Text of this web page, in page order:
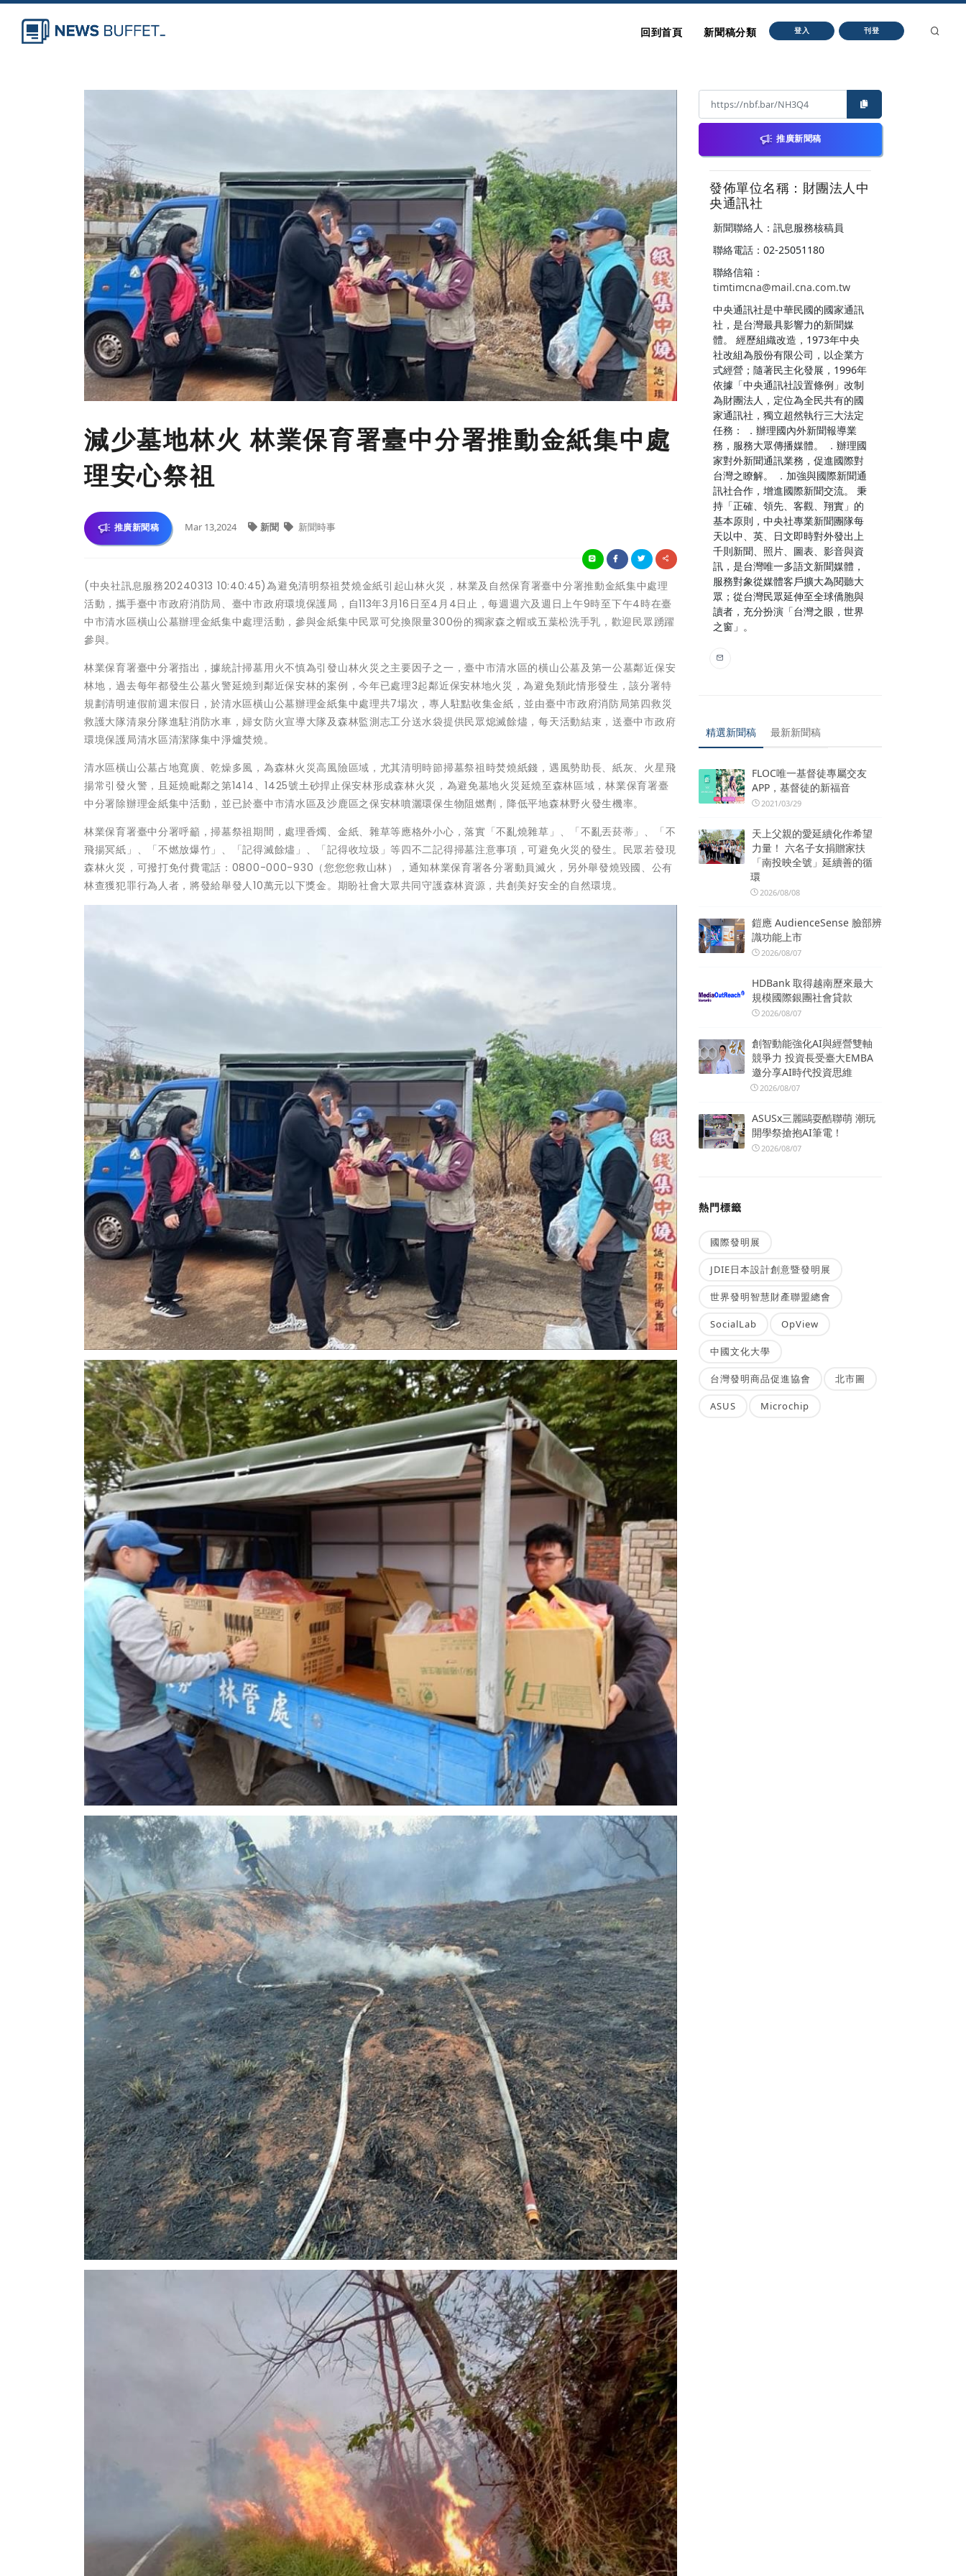
回到首頁 新聞稿分類 登入 刊登
減少墓地林火 林業保育署臺中分署推動金紙集中處
理安心祭祖
推廣新聞稿 Mar 13,2024 新聞 新聞時事
(中央社訊息服務20240313 10:40:45)為避免清明祭祖焚燒金紙引起山林火災，林業及自然保育署臺中分署推動金紙集中處理
活動，攜手臺中市政府消防局、臺中市政府環境保護局，自113年3月16日至4月4日止，每週週六及週日上午9時至下午4時在臺
中市清水區橫山公墓辦理金紙集中處理活動，參與金紙集中民眾可兌換限量300份的獨家森之帽或五葉松洗手乳，歡迎民眾踴躍
參與。
林業保育署臺中分署指出，據統計掃墓用火不慎為引發山林火災之主要因子之一，臺中市清水區的橫山公墓及第一公墓鄰近保安
林地，過去每年都發生公墓火警延燒到鄰近保安林的案例，今年已處理3起鄰近保安林地火災，為避免類此情形發生，該分署特
規劃清明連假前週末假日，於清水區橫山公墓辦理金紙集中處理共7場次，專人駐點收集金紙，並由臺中市政府消防局第四救災
救護大隊清泉分隊進駐消防水車，婦女防火宣導大隊及森林監測志工分送水袋提供民眾熄滅餘燼，每天活動結束，送臺中市政府
環境保護局清水區清潔隊集中淨爐焚燒。
清水區橫山公墓占地寬廣、乾燥多風，為森林火災高風險區域，尤其清明時節掃墓祭祖時焚燒紙錢，遇風勢助長、紙灰、火星飛
揚常引發火警，且延燒毗鄰之第1414、1425號土砂捍止保安林形成森林火災，為避免墓地火災延燒至森林區域，林業保育署臺
中分署除辦理金紙集中活動，並已於臺中市清水區及沙鹿區之保安林噴灑環保生物阻燃劑，降低平地森林野火發生機率。
林業保育署臺中分署呼籲，掃墓祭祖期間，處理香燭、金紙、雜草等應格外小心，落實「不亂燒雜草」、「不亂丟菸蒂」、「不
飛揚冥紙」、「不燃放爆竹」、「記得滅餘燼」、「記得收垃圾」等四不二記得掃墓注意事項，可避免火災的發生。民眾若發現
森林火災，可撥打免付費電話：0800-000-930（您您您救山林），通知林業保育署各分署動員滅火，另外舉發燒毀國、公有
林查獲犯罪行為人者，將發給舉發人10萬元以下獎金。期盼社會大眾共同守護森林資源，共創美好安全的自然環境。
推廣新聞稿
發佈單位名稱：財團法人中
央通訊社
新聞聯絡人：訊息服務核稿員
聯絡電話：02-25051180
聯絡信箱：
timtimcna@mail.cna.com.tw
中央通訊社是中華民國的國家通訊
社，是台灣最具影響力的新聞媒
體。 經歷組織改造，1973年中央
社改組為股份有限公司，以企業方
式經營；隨著民主化發展，1996年
依據「中央通訊社設置條例」改制
為財團法人，定位為全民共有的國
家通訊社，獨立超然執行三大法定
任務： ．辦理國內外新聞報導業
務，服務大眾傳播媒體。 ．辦理國
家對外新聞通訊業務，促進國際對
台灣之瞭解。 ．加強與國際新聞通
訊社合作，增進國際新聞交流。 秉
持「正確、領先、客觀、翔實」的
基本原則，中央社專業新聞團隊每
天以中、英、日文即時對外發出上
千則新聞、照片、圖表、影音與資
訊，是台灣唯一多語文新聞媒體，
服務對象從媒體客戶擴大為閱聽大
眾；從台灣民眾延伸至全球僑胞與
讀者，充分扮演「台灣之眼，世界
之窗」。
精選新聞稿 最新新聞稿
FLOC唯一基督徒專屬交友
APP，基督徒的新福音
2021/03/29
天上父親的愛延續化作希望
力量！ 六名子女捐贈家扶
「南投映全號」延續善的循
環
2026/08/08
鎧應 AudienceSense 臉部辨
識功能上市
2026/08/07
HDBank 取得越南歷來最大
規模國際銀團社會貸款
2026/08/07
創智動能強化AI與經營雙軸
競爭力 投資長受臺大EMBA
邀分享AI時代投資思維
2026/08/07
ASUSx三麗鷗耍酷聯萌 潮玩
開學祭搶抱AI筆電！
2026/08/07
熱門標籤
國際發明展
JDIE日本設計創意暨發明展
世界發明智慧財產聯盟總會
SocialLab OpView
中國文化大學
台灣發明商品促進協會 北市圖
ASUS Microchip